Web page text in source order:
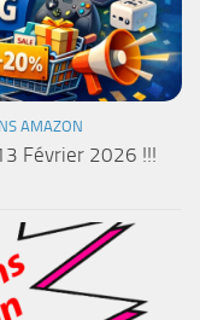
AMAZON
Février 2026 !!!